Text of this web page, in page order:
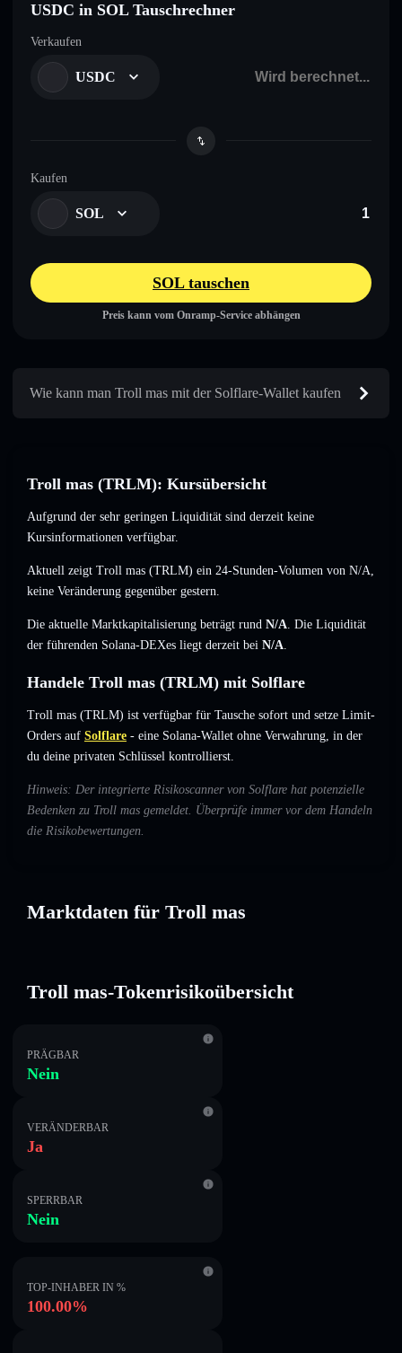
USDC in SOL Tauschrechner
Verkaufen
USDC
Kaufen
SOL
SOL tauschen
Preis kann vom Onramp-Service abhängen
Wie kann man Troll mas mit der Solflare-Wallet kaufen
Troll mas (TRLM): Kursübersicht
Aufgrund der sehr geringen Liquidität sind derzeit keine
Kursinformationen verfügbar.
Aktuell zeigt Troll mas (TRLM) ein 24-Stunden-Volumen von N/A,
keine Veränderung gegenüber gestern.
Die aktuelle Marktkapitalisierung beträgt rund N/A. Die Liquidität
der führenden Solana-DEXes liegt derzeit bei N/A.
Handele Troll mas (TRLM) mit Solflare
Troll mas (TRLM) ist verfügbar für Tausche sofort und setze Limit-
Orders auf Solflare - eine Solana-Wallet ohne Verwahrung, in der
du deine privaten Schlüssel kontrollierst.
Hinweis: Der integrierte Risikoscanner von Solflare hat potenzielle
Bedenken zu Troll mas gemeldet. Überprüfe immer vor dem Handeln
die Risikobewertungen.
Marktdaten für Troll mas
Troll mas-Tokenrisikoübersicht
PRÄGBAR
Nein
VERÄNDERBAR
Ja
SPERRBAR
Nein
TOP-INHABER IN %
100.00%